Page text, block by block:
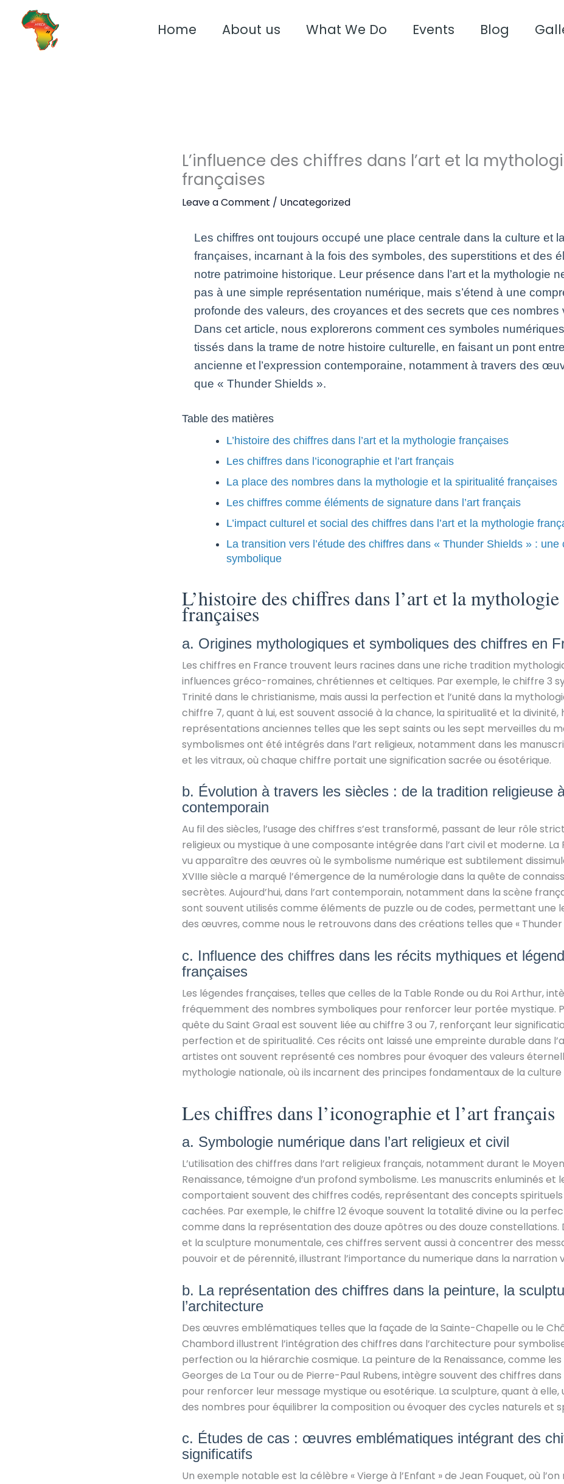
content
Home About us What We Do Events Blog
L’influence des chiffres dans l’art et la
françaises
Leave a Comment / Uncategorized
Les chiffres ont toujours occupé une place centrale dans la culture et
françaises, incarnant à la fois des symboles, des superstitions et des
notre patrimoine historique. Leur présence dans l’art et la mythologie
pas à une simple représentation numérique, mais s’étend à une
profonde des valeurs, des croyances et des secrets que ces nombres
Dans cet article, nous explorerons comment ces symboles
tissés dans la trame de notre histoire culturelle, en faisant un pont
ancienne et l’expression contemporaine, notamment à travers des
que « Thunder Shields ».
Table des matières
L’histoire des chiffres dans l’art et la mythologie françaises
Les chiffres dans l’iconographie et l’art français
La place des nombres dans la mythologie et la spiritualité françaises
Les chiffres comme éléments de signature dans l’art français
L’impact culturel et social des chiffres dans l’art et la mythologie
La transition vers l’étude des chiffres dans « Thunder Shields » : une
symbolique
L’histoire des chiffres dans l’art et la mythologie
françaises
a. Origines mythologiques et symboliques des chiffres en
Les chiffres en France trouvent leurs racines dans une riche tradition
influences gréco-romaines, chrétiennes et celtiques. Par exemple, le chiffre 3
Trinité dans le christianisme, mais aussi la perfection et l’unité dans la
chiffre 7, quant à lui, est souvent associé à la chance, la spiritualité et la divinité,
représentations anciennes telles que les sept saints ou les sept merveilles du
symbolismes ont été intégrés dans l’art religieux, notamment dans les
et les vitraux, où chaque chiffre portait une signification sacrée ou ésotérique.
b. Évolution à travers les siècles : de la tradition religieuse
contemporain
Au fil des siècles, l’usage des chiffres s’est transformé, passant de leur rôle
religieux ou mystique à une composante intégrée dans l’art civil et moderne. La
vu apparaître des œuvres où le symbolisme numérique est subtilement
XVIIIe siècle a marqué l’émergence de la numérologie dans la quête de
secrètes. Aujourd’hui, dans l’art contemporain, notamment dans la scène
sont souvent utilisés comme éléments de puzzle ou de codes, permettant une
des œuvres, comme nous le retrouvons dans des créations telles que « Thunder
c. Influence des chiffres dans les récits mythiques et
françaises
Les légendes françaises, telles que celles de la Table Ronde ou du Roi Arthur,
fréquemment des nombres symboliques pour renforcer leur portée mystique.
quête du Saint Graal est souvent liée au chiffre 3 ou 7, renforçant leur
perfection et de spiritualité. Ces récits ont laissé une empreinte durable dans
artistes ont souvent représenté ces nombres pour évoquer des valeurs
mythologie nationale, où ils incarnent des principes fondamentaux de la culture
Les chiffres dans l’iconographie et l’art français
a. Symbologie numérique dans l’art religieux et civil
L’utilisation des chiffres dans l’art religieux français, notamment durant le
Renaissance, témoigne d’un profond symbolisme. Les manuscrits enluminés et
comportaient souvent des chiffres codés, représentant des concepts spirituels
cachées. Par exemple, le chiffre 12 évoque souvent la totalité divine ou la
comme dans la représentation des douze apôtres ou des douze constellations.
et la sculpture monumentale, ces chiffres servent aussi à concentrer des
pouvoir et de pérennité, illustrant l’importance du numerique dans la narration
b. La représentation des chiffres dans la peinture, la
l’architecture
Des œuvres emblématiques telles que la façade de la Sainte-Chapelle ou le
Chambord illustrent l’intégration des chiffres dans l’architecture pour
perfection ou la hiérarchie cosmique. La peinture de la Renaissance, comme
Georges de La Tour ou de Pierre-Paul Rubens, intègre souvent des chiffres
pour renforcer leur message mystique ou esotérique. La sculpture, quant à elle,
des nombres pour équilibrer la composition ou évoquer des cycles naturels et
c. Études de cas : œuvres emblématiques intégrant des
significatifs
Un exemple notable est la célèbre « Vierge à l’Enfant » de Jean Fouquet, où